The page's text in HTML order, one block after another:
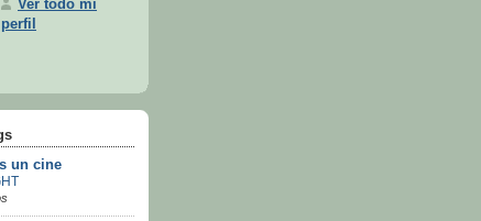
Ver todo mi
perfil
un cine